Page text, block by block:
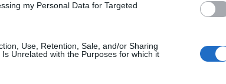
my Personal Data for Targeted
Use, Retention, Sale, and/or Sharing
Unrelated with the Purposes for which it
Fly Dubai